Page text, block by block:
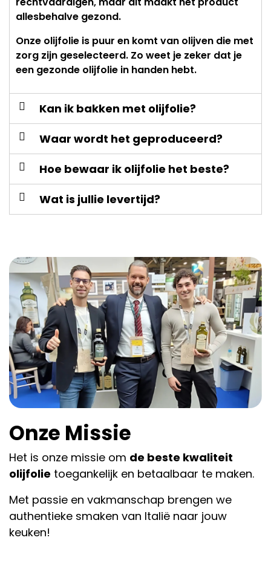
allesbehalve gezond.
Onze olijfolie is puur en komt van olijven die met
zorg zijn geselecteerd. Zo weet je zeker dat je
een gezonde olijfolie in handen hebt.
Kan ik bakken met olijfolie?
Waar wordt het geproduceerd?
Hoe bewaar ik olijfolie het beste?
Wat is jullie levertijd?
Onze Missie
Het is onze missie om de beste kwaliteit
olijfolie toegankelijk en betaalbaar te maken.
Met passie en vakmanschap brengen we
authentieke smaken van Italië naar jouw
keuken!